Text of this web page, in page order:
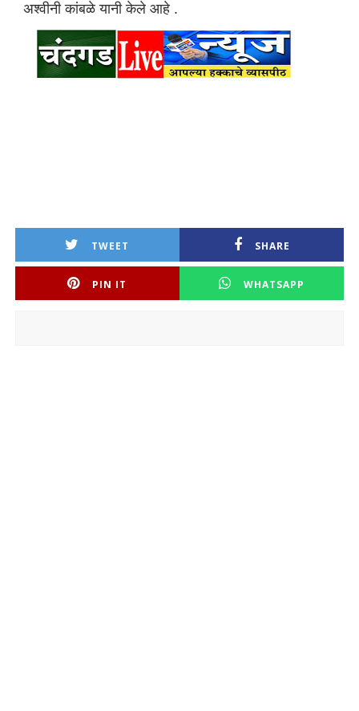
अश्वीनी कांबळे यानी केले आहे .
TWEET SHARE
PIN IT WHATSAPP